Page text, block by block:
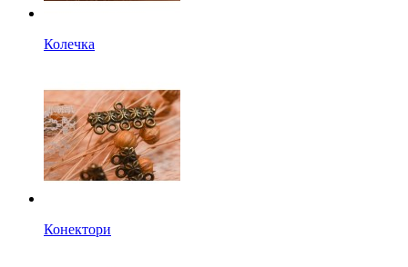
Колечка
Конектори